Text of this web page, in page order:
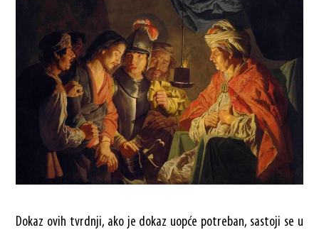
Dokaz ovih tvrdnji, ako je dokaz uopće potreban, sastoji se u